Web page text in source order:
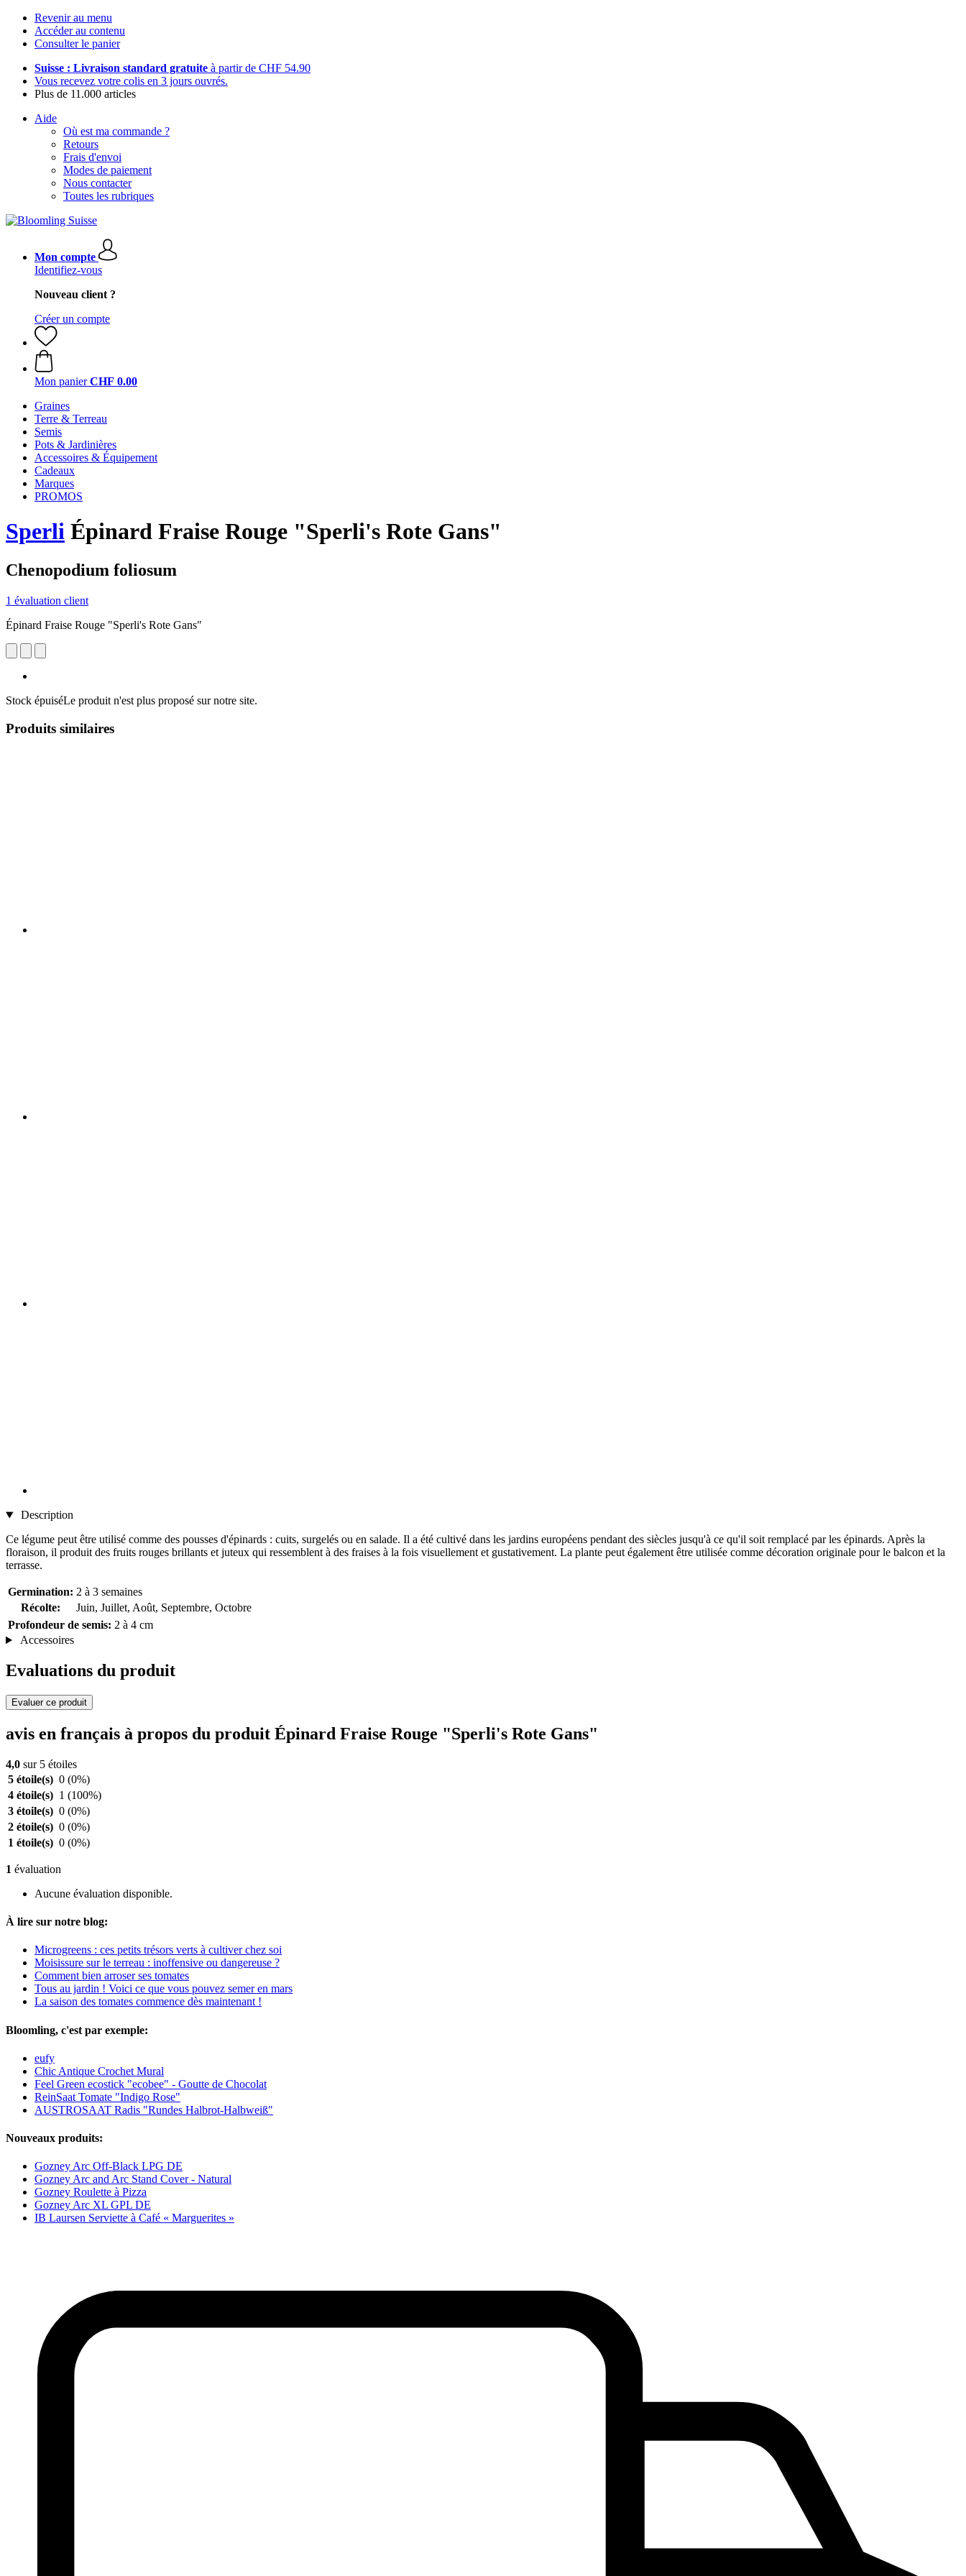
Revenir au menu
Accéder au contenu
Consulter le panier
Suisse : Livraison standard gratuite à partir de CHF 54.90
Vous recevez votre colis en 3 jours ouvrés.
Plus de 11.000 articles
Aide
Où est ma commande ?
Retours
Frais d'envoi
Modes de paiement
Nous contacter
Toutes les rubriques
Mon compte
Identifiez-vous
Nouveau client ?
Créer un compte
Mon panier CHF 0.00
Graines
Terre & Terreau
Semis
Pots & Jardinières
Accessoires & Équipement
Cadeaux
Marques
PROMOS
Sperli Épinard Fraise Rouge "Sperli's Rote Gans"
Chenopodium foliosum
1 évaluation client
Épinard Fraise Rouge "Sperli's Rote Gans"
Stock épuiséLe produit n'est plus proposé sur notre site.
Produits similaires
Description
Ce légume peut être utilisé comme des pousses d'épinards : cuits, surgelés ou en salade. Il a été cultivé dans les jardins européens pendant des siècles jusqu'à ce qu'il soit remplacé par les épinards. Après la
floraison, il produit des fruits rouges brillants et juteux qui ressemblent à des fraises à la fois visuellement et gustativement. La plante peut également être utilisée comme décoration originale pour le balcon et la
terrasse.
Germination: 2 à 3 semaines
Récolte:
Juin, Juillet, Août, Septembre, Octobre
Profondeur de semis: 2 à 4 cm
Accessoires
Evaluations du produit
Evaluer ce produit
avis en français à propos du produit Épinard Fraise Rouge "Sperli's Rote Gans"
4,0 sur 5 étoiles
5 étoile(s) 0 (0%)
4 étoile(s) 1 (100%)
3 étoile(s) 0 (0%)
2 étoile(s) 0 (0%)
1 étoile(s) 0 (0%)
1 évaluation
Aucune évaluation disponible.
À lire sur notre blog:
Microgreens : ces petits trésors verts à cultiver chez soi
Moisissure sur le terreau : inoffensive ou dangereuse ?
Comment bien arroser ses tomates
Tous au jardin ! Voici ce que vous pouvez semer en mars
La saison des tomates commence dès maintenant !
Bloomling, c'est par exemple:
eufy
Chic Antique Crochet Mural
Feel Green ecostick "ecobee" - Goutte de Chocolat
ReinSaat Tomate "Indigo Rose"
AUSTROSAAT Radis "Rundes Halbrot-Halbweiß"
Nouveaux produits:
Gozney Arc Off-Black LPG DE
Gozney Arc and Arc Stand Cover - Natural
Gozney Roulette à Pizza
Gozney Arc XL GPL DE
IB Laursen Serviette à Café « Marguerites »